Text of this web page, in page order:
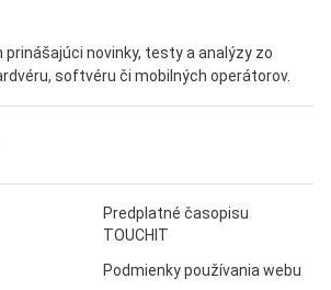
prinášajúci novinky, testy a analýzy zo
softvéru či mobilných operátorov.
Predplatné časopisu
TOUCHIT
Podmienky používania webu